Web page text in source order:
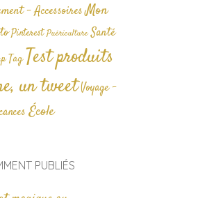
- AccessoiresMon
Pinterest Puériculture Santé
TagTest produits
un tweetVoyage -
École
PUBLIÉS